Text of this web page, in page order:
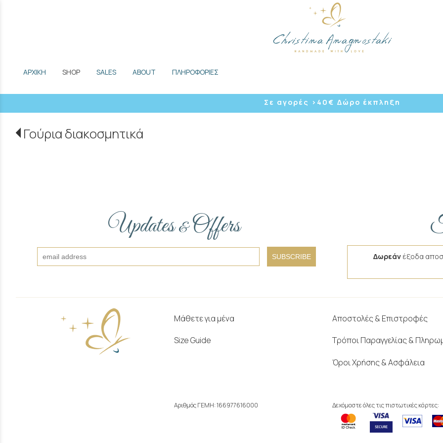
ΑΡΧΙΚΗ SHOP SALES ABOUT ΠΛΗΡΟΦΟΡΙΕΣ
Σε αγορές >40 € Δώρο έκπληξη
Γούρια διακοσμητικά
Updates&Offers
SUBSCRIBE Δωρεάν έξοδα
Μάθετε για μένα
Size Guide
Αποστολές & Επιστροφές
Τρόποι Παραγγελίας &
Όροι Χρήσης & Ασφάλεια
Αριθμός ΓΕΜΗ: 166977616000 Δεχόμαστε όλες τις πιστωτικές κάρτες: